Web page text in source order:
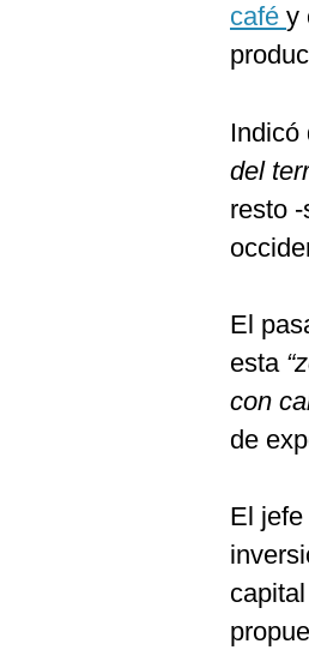
café y
Indicó
del
resto
El
esta
con
de
El